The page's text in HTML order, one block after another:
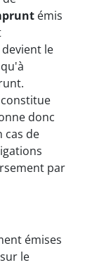
émis
le
donc
cas de
par
émises
le